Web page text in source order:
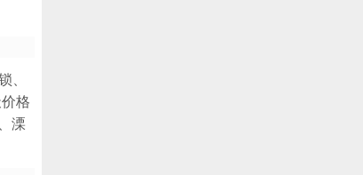
、
格
溧